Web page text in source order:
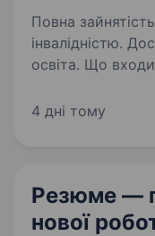
Повна
інвалідністю.
освіта. Що входитиме до твоїх обов’язків:
від планування
4 дні тому
Резюме —
нової